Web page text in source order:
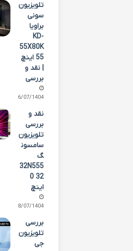
تلویزیون
سونی
براویا
KD-
55X80K
55 اینچ
| نقد و
بررسی
26/07/1404
نقد و
بررسی
تلویزیون
سامسون
گ
32N555
0 32
اینچ
08/07/1404
بررسی
تلویزیون
جی